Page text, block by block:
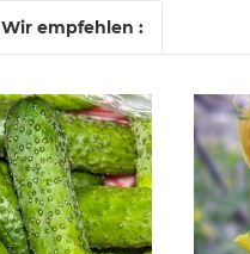
Wir empfehlen :